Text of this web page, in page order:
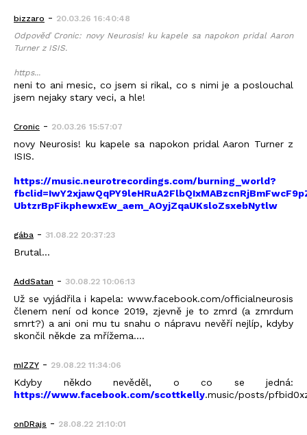
bizzaro - 20.03.26 16:40:48
Odpověď Cronic: novy Neurosis! ku kapele sa napokon pridal Aaron
Turner z ISIS.
https...
neni to ani mesic, co jsem si rikal, co s nimi je a poslouchal
jsem nejaky stary veci, a hle!
Cronic - 20.03.26 15:57:07
novy Neurosis! ku kapele sa napokon pridal Aaron Turner z
ISIS.
https://music.neurotrecordings.com/burning_world?
UbtzrBpFikphewxEw_aem_AOyjZqaUKsloZsxebNytlw
gába - 31.08.22 20:37:23
Brutal...
AddSatan - 30.08.22 10:06:13
Už se vyjádřila i kapela: www.facebook.com/officialneurosis
členem není od konce 2019, zjevně je to zmrd (a zmrdum
smrt?) a ani oni mu tu snahu o nápravu nevěří nejlíp, kdyby
skončil někde za mřížema....
mIZZY - 29.08.22 11:34:06
Kdyby někdo nevěděl, o co se jedná:
https://www.facebook.com/scottkelly.music/posts/
onDRajs - 28.08.22 21:10:01